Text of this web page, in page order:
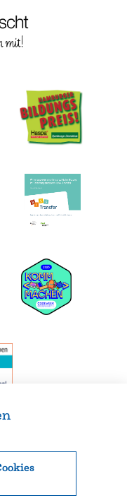
und Legales
5